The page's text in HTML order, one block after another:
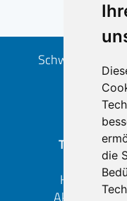
die
Schwedenpur -
+49
info
THEMEN
Kulinarik
Aktivitäten